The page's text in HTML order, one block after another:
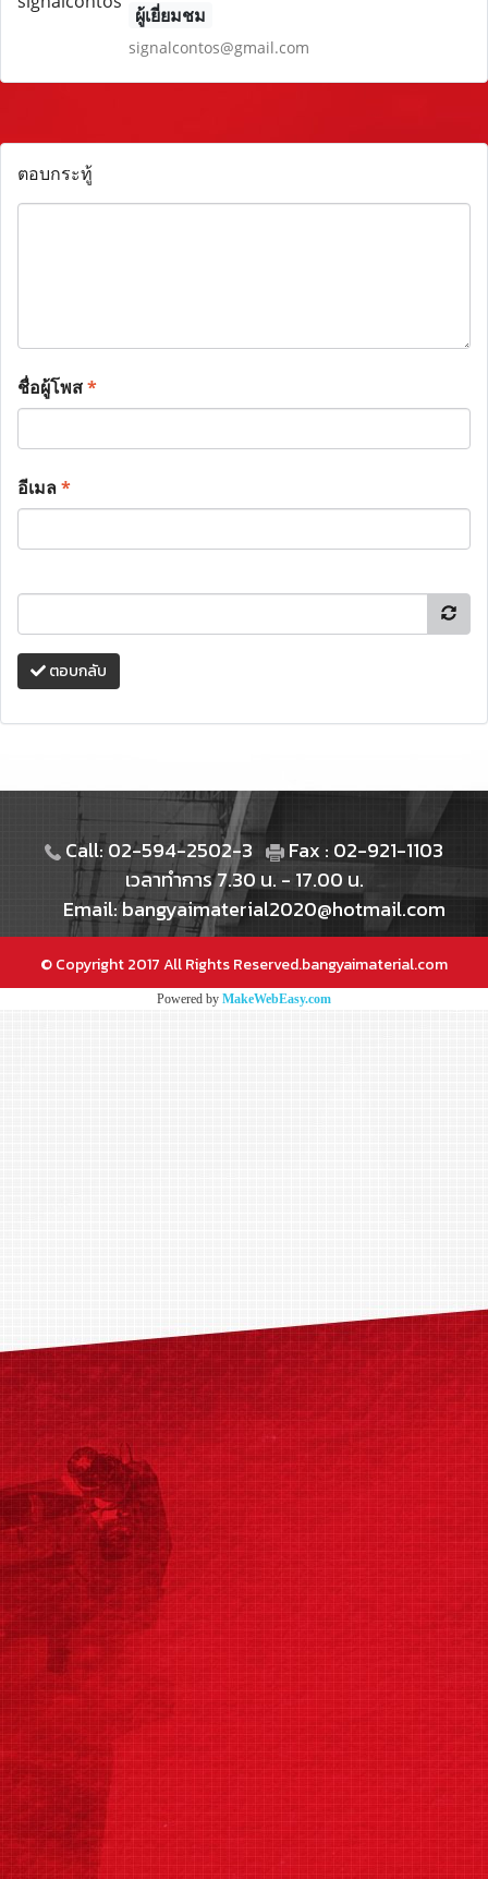
ผู้เยี่ยมชม
signalcontos@gmail.com
ตอบกระทู้
ชื่อผู้โพส*
อีเมล*
ตอบกลับ
Call: 02-594-2502-3
Fax : 02-921-1103
เวลาทำการ 7.30 น. - 17.00 น.
Email: bangyaimaterial2020@hotmail.com
© Copyright 2017 All Rights Reserved.bangyaimaterial.com
Powered by MakeWebEasy.com